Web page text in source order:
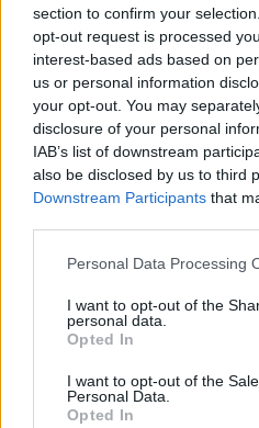
section to confirm your
opt-out request is processed
interest-based ads based on
us or personal information
your opt-out. You may
disclosure of your personal
IAB’s list of downstream
also be disclosed by us to third
Downstream Participants that
Please note that this website/
not limited to your visit or usage
grant or deny consent to
use your data for below
consent section.
Personal Data Processing
I want to opt-out of the
personal data.
Opted In
I want to opt-out of the
Personal Data.
Opted In
"Az átalakult, immár nevében is
egyik első vendégjátéka
"sztárrá lett", immár
és korábbi hazai partnerei
Derevot hívni, látni kell." Halász
"A Derevo előadása nem
üzenete, alkotói nem óhajtják
komolyan, hol lelkesen, hol
elgondolkodtatnak sok
eltávolítanak a reáliáktól, majd
hogy azért a végén mégis